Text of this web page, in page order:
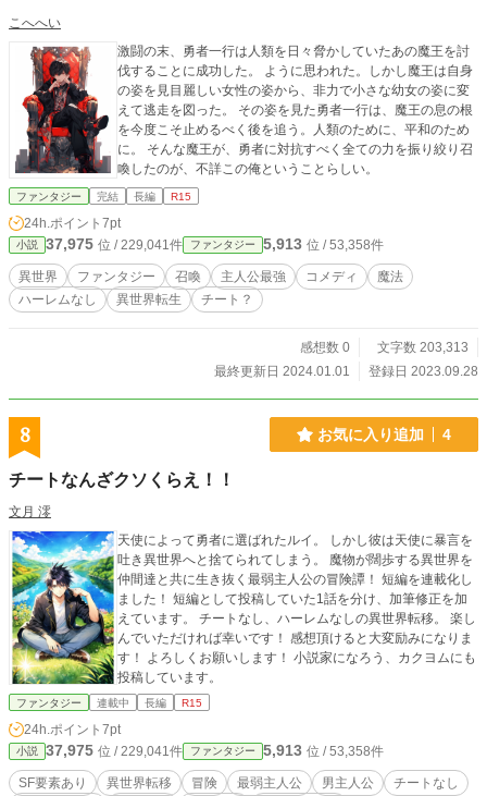
こへへい
激闘の末、勇者一行は人類を日々脅かしていたあの魔王を討
伐することに成功した。 ように思われた。しかし魔王は自身
の姿を見目麗しい女性の姿から、非力で小さな幼女の姿に変
えて逃走を図った。 その姿を見た勇者一行は、魔王の息の根
を今度こそ止めるべく後を追う。人類のために、平和のため
に。 そんな魔王が、勇者に対抗すべく全ての力を振り絞り召
喚したのが、不詳この俺ということらしい。
ファンタジー 完結 長編 R15
24h.ポイント 7pt
小説 37,975 位 / 229,041件 ファンタジー 5,913 位 / 53,358件
異世界 ファンタジー 召喚 主人公最強 コメディ
魔法
ハーレムなし
異世界転生 チート？
感想数 0
文字数 203,313
最終更新日 2024.01.01
登録日 2023.09.28
8 お気に入り追加 4
チートなんざクソくらえ！！
文月 澪
天使によって勇者に選ばれたルイ。 しかし彼は天使に暴言を
吐き異世界へと捨てられてしまう。 魔物が闊歩する異世界を
仲間達と共に生き抜く最弱主人公の冒険譚！ 短編を連載化し
ました！ 短編として投稿していた1話を分け、加筆修正を加
えています。 チートなし、ハーレムなしの異世界転移。 楽し
んでいただければ幸いです！ 感想頂けると大変励みになりま
す！ よろしくお願いします！ 小説家になろう、カクヨムにも
投稿しています。
ファンタジー 連載中 長編 R15
24h.ポイント 7pt
小説 37,975 位 / 229,041件 ファンタジー 5,913 位 / 53,358件
SF要素あり 異世界転移 冒険 最弱主人公 男主人公
チートなし